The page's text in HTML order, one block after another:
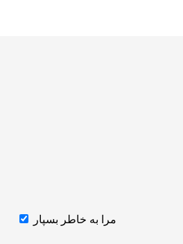
مرا به خاطر بسپار